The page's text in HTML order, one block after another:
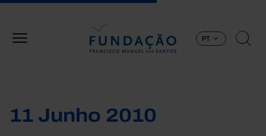
PT
11 Junho 2010